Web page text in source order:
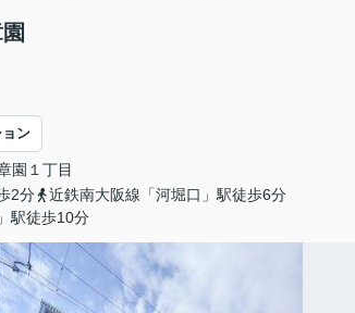
ン
園 １丁目
2分
近鉄南大阪線「河堀口」駅徒歩6分
駅徒歩10分